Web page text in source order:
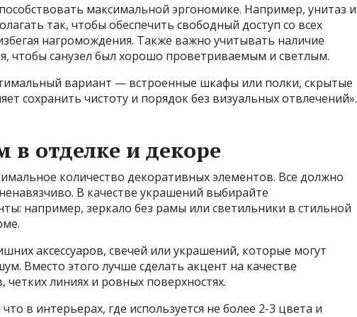
максимальной эргономике. Например, унитаз и
так, чтобы обеспечить свободный доступ со всех
нагромождения. Также важно учитывать наличие
чтобы санузел был хорошо проветриваемым и светлым.
вариант — встроенные шкафы или полки, скрытые
сохранить чистоту и порядок без визуальных отвлечений».
отделке и декоре
количество декоративных элементов. Все должно
В качестве украшений выбирайте
например, зеркало без рамы или светильники в стильной
аксессуаров, свечей или украшений, которые могут
Вместо этого лучше сделать акцент на качестве
линиях и ровных поверхностях.
в интерьерах, где используется не более 2-3 цвета и